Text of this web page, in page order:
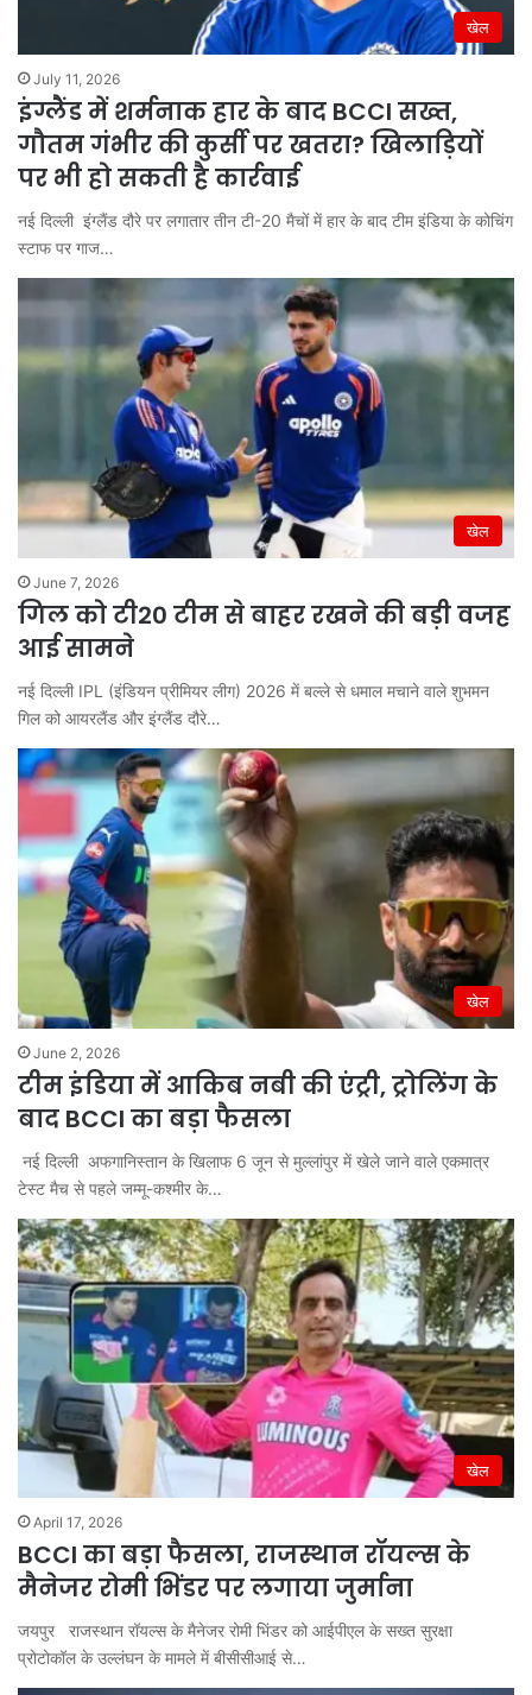
खेल
July 11, 2026
इंग्लैंड में शर्मनाक हार के बाद BCCI सख्त,
गौतम गंभीर की कुर्सी पर खतरा? खिलाड़ियों
पर भी हो सकती है कार्रवाई
नई दिल्ली इंग्लैंड दौरे पर लगातार तीन टी-20 मैचों में हार के बाद टीम इंडिया के कोचिंग
स्टाफ पर गाज…
खेल
June 7, 2026
गिल को टी20 टीम से बाहर रखने की बड़ी वजह
आई सामने
नई दिल्ली IPL (इंडियन प्रीमियर लीग) 2026 में बल्ले से धमाल मचाने वाले शुभमन
गिल को आयरलैंड और इंग्लैंड दौरे…
खेल
June 2, 2026
टीम इंडिया में आकिब नबी की एंट्री, ट्रोलिंग के
बाद BCCI का बड़ा फैसला
नई दिल्ली अफगानिस्तान के खिलाफ 6 जून से मुल्लांपुर में खेले जाने वाले एकमात्र
टेस्ट मैच से पहले जम्मू-कश्मीर के…
खेल
April 17, 2026
BCCI का बड़ा फैसला, राजस्थान रॉयल्स के
मैनेजर रोमी भिंडर पर लगाया जुर्माना
जयपुर राजस्थान रॉयल्स के मैनेजर रोमी भिंडर को आईपीएल के सख्त सुरक्षा
प्रोटोकॉल के उल्लंघन के मामले में बीसीसीआई से…